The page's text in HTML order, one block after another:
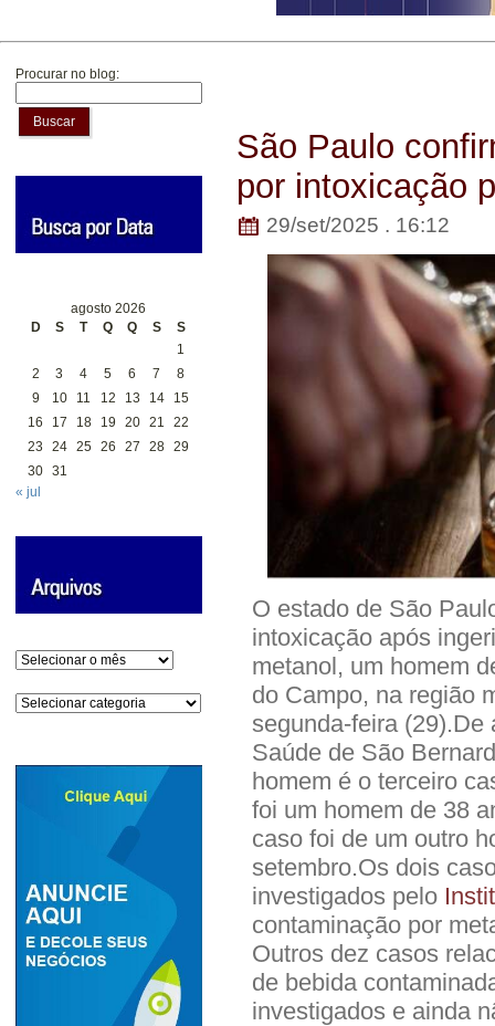
Procurar no blog:
Buscar
agosto 2026
D
S T Q Q S
S
1
2
3 4 5 6 7
8
9
10 11 12 13 14
15
16
17 18 19 20 21
22
23
24 25 26 27 28 29
30 31
« jul
Arquivos
Categorias
São Paulo
por intoxicação
29/set/2025 . 16:12
O estado de São
intoxicação após
metanol, um homem
do Campo, na região
segunda-feira (29).De
Saúde de São
homem é o terceiro
foi um homem de 38
caso foi de um outro
setembro.Os dois
investigados pelo
contaminação por
Outros dez casos
de bebida
investigados e ainda